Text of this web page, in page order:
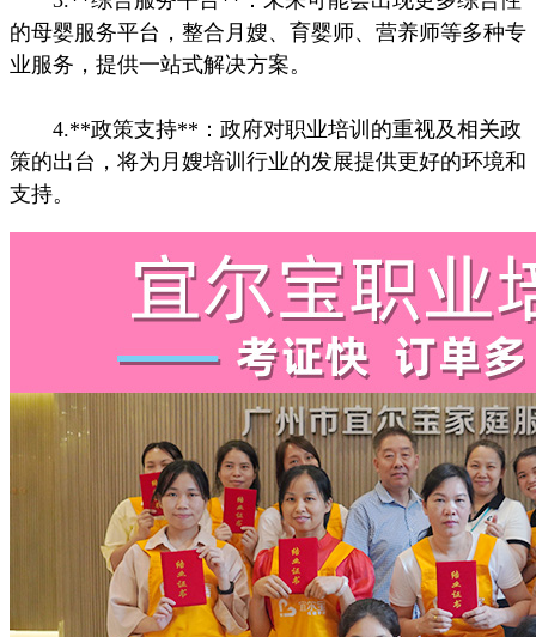
的母婴服务平台，整合月嫂、育婴师、营养师等多种专
业服务，提供一站式解决方案。
4.**政策支持**：政府对职业培训的重视及相关政
策的出台，将为月嫂培训行业的发展提供更好的环境和
支持。